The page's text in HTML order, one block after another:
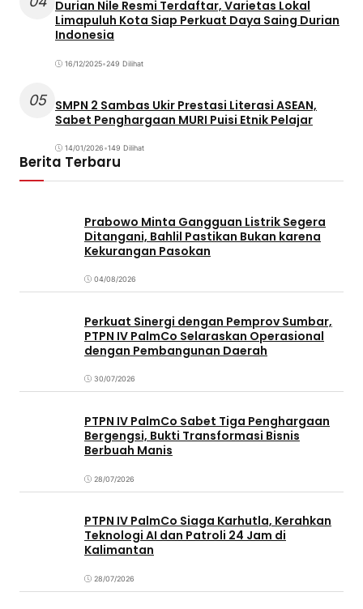
Durian Nile Resmi Terdaftar, Varietas Lokal
Limapuluh Kota Siap Perkuat Daya Saing Durian
Indonesia
16/12/2025•249 Dilihat
05 SMPN 2 Sambas Ukir Prestasi Literasi ASEAN,
Sabet Penghargaan MURI Puisi Etnik Pelajar
14/01/2026•149 Dilihat
Berita Terbaru
Prabowo Minta Gangguan Listrik Segera
Ditangani, Bahlil Pastikan Bukan karena
Kekurangan Pasokan
04/08/2026
Perkuat Sinergi dengan Pemprov Sumbar,
PTPN IV PalmCo Selaraskan Operasional
dengan Pembangunan Daerah
30/07/2026
PTPN IV PalmCo Sabet Tiga Penghargaan
Bergengsi, Bukti Transformasi Bisnis
Berbuah Manis
28/07/2026
PTPN IV PalmCo Siaga Karhutla, Kerahkan
Teknologi AI dan Patroli 24 Jam di
Kalimantan
28/07/2026